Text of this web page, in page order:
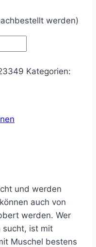
werden)
Kategorien:
und werden
auch von
werden. Wer
sucht, ist mit
Muschel bestens